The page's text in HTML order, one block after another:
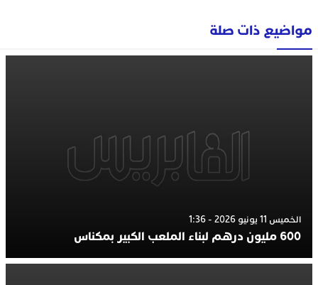
مواضيع ذات صلة
الخميس 11 يونيو 2026 - 1:36
600 مليون درهم لبناء الملعب الكبير بمكناس